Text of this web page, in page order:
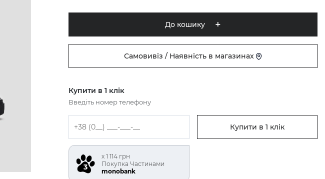
До кошику
Самовивіз / Наявність в магазинах
Купити в 1 клік
Введіть номер телефону
Купити в 1 клік
х 1 114 грн
Покупка Частинами
monobank